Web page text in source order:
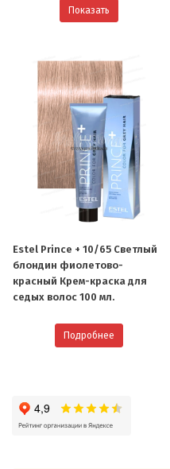
Показать
Estel Prince + 10/65 Светлый
блондин фиолетово-
красный Крем-краска для
седых волос 100 мл.
Подробнее